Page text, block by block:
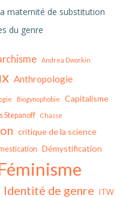
maternité de substitution
du genre
Andrea Dworkin
Anthropologie
Biogynophobie Capitalisme
Stepanoff Chasse
critique de la science
Démystification
Identité de genre ITW